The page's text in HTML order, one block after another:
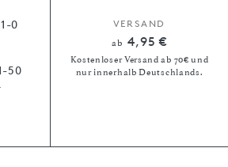
0
50
VERSAND
ab 4,95 €
Kostenloser Versand ab 70€ und
nur innerhalb Deutschlands.